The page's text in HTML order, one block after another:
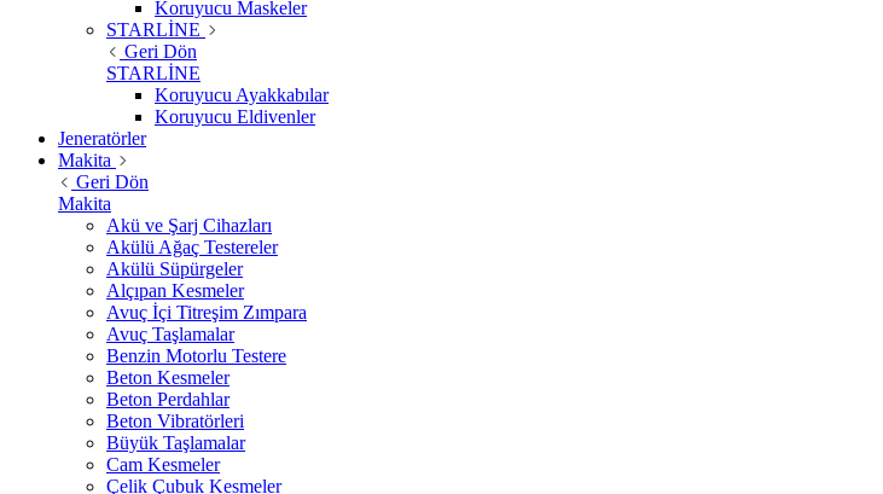
Koruyucu Maskeler
STARLİNE
Geri Dön
STARLİNE
Koruyucu Ayakkabılar
Koruyucu Eldivenler
Jeneratörler
Makita
Geri Dön
Makita
Akü ve Şarj Cihazları
Akülü Ağaç Testereler
Akülü Süpürgeler
Alçıpan Kesmeler
Avuç İçi Titreşim Zımpara
Avuç Taşlamalar
Benzin Motorlu Testere
Beton Kesmeler
Beton Perdahlar
Beton Vibratörleri
Büyük Taşlamalar
Cam Kesmeler
Çelik Çubuk Kesmeler